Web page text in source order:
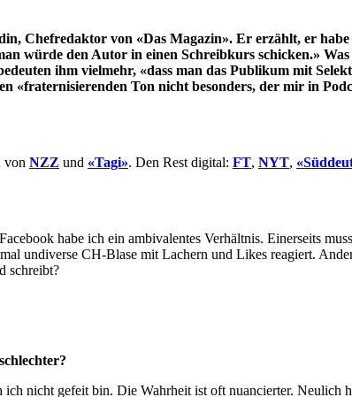
Chefredaktor von «Das Magazin». Er erzählt, er
würde den Autor in einen Schreibkurs schicken.»
ihm vielmehr, «dass man das Publikum mit
«fraternisierenden Ton nicht besonders, der mir in
von NZZ und «Tagi». Den Rest digital: FT, NYT,
habe ich ein ambivalentes Verhältnis. Einerseits
undiverse CH-Blase mit Lachern und Likes reagiert.
schreibt?
nicht gefeit bin. Die Wahrheit ist oft nuancierter. Neulich